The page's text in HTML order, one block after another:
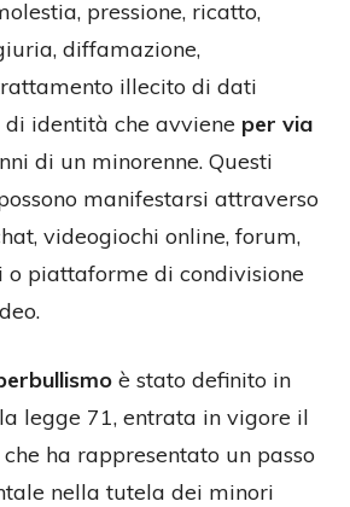
pressione, ricatto,
diffamazione,
illecito di dati
identità che avviene per via
di un minorenne. Questi
manifestarsi attraverso
videogiochi online, forum,
o piattaforme di condivisione
è stato definito in
legge 71, entrata in vigore il
ha rappresentato un passo
nella tutela dei minori